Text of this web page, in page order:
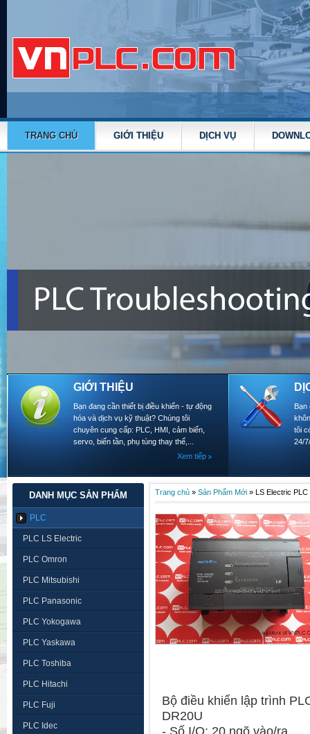
TRANG CHỦ GIỚI THIỆU DỊCH VỤ
GIỚI THIỆU
Bạn đang cần thiết bị điều khiển - tự động
hóa và dịch vụ kỹ thuật? Chúng tôi
chuyên cung cấp: PLC, HMI, cảm biến,
servo, biến tần, phụ tùng thay thế,...
Xem tiếp
Bạn
tôi
24/
DANH MỤC SẢN PHẨM
PLC
PLC LS Electric
PLC Omron
PLC Mitsubishi
PLC Panasonic
PLC Yokogawa
PLC Yaskawa
PLC Toshiba
PLC Hitachi
PLC Fuji
PLC Idec
Trang chủ » Sản Phẩm Mới » LS Electric
Bộ điều khiển lập trình
DR20U
- Số I/O: 20 ngõ vào/ra